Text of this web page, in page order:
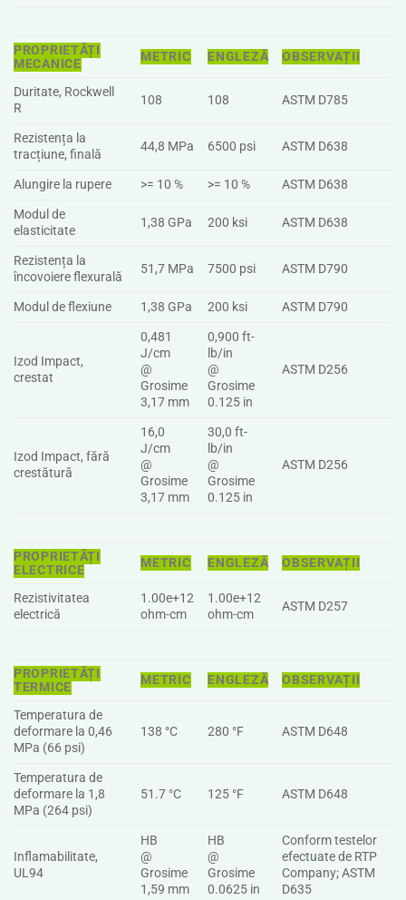
PROPRIETĂȚI
MECANICE
METRIC ENGLEZĂ OBSERVAȚII
Duritate, Rockwell
R
108 108 ASTM D785
Rezistența la
tracțiune, finală
44,8 MPa 6500 psi ASTM D638
Alungire la rupere >= 10 % >= 10 %
ASTM D638
Modul de
elasticitate
1,38 GPa 200 ksi ASTM D638
Rezistența la
încovoiere flexurală
51,7 MPa 7500 psi ASTM D790
Modul de flexiune 1,38 GPa 200 ksi ASTM D790
Izod Impact,
crestat
0,481
J/cm
@
Grosime
3,17 mm
0,900 ft-
lb/in
@
Grosime
0.125 in
ASTM D256
Izod Impact, fără
crestătură
16,0
J/cm
@
Grosime
3,17 mm
30,0 ft-
lb/in
@
Grosime
0.125 in
ASTM D256
PROPRIETĂȚI
ELECTRICE
METRIC ENGLEZĂ OBSERVAȚII
Rezistivitatea
electrică
1.00e+12
ohm-cm
1.00e+12
ohm-cm
ASTM D257
PROPRIETĂȚI
TERMICE
METRIC ENGLEZĂ OBSERVAȚII
Temperatura de
deformare la 0,46
MPa (66 psi)
138 °C 280 °F ASTM D648
Temperatura de
deformare la 1,8
MPa (264 psi)
51.7 °C 125 °F ASTM D648
Inflamabilitate,
UL94
HB
@
Grosime
1,59 mm
HB
@
Grosime
0.0625 in
Conform testelor
efectuate de RTP
Company; ASTM
D635